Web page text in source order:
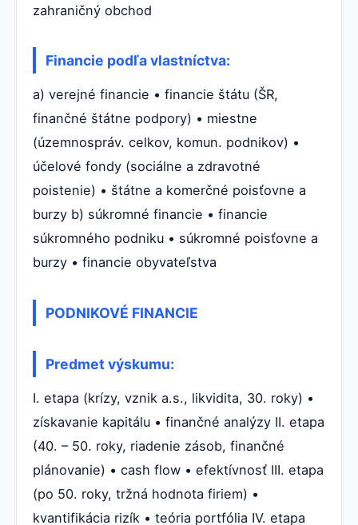
zahraničný obchod
Financie podľa vlastníctva:
a) verejné financie • financie štátu (ŠR,
finančné štátne podpory) • miestne
(územnospráv. celkov, komun. podnikov) •
účelové fondy (sociálne a zdravotné
poistenie) • štátne a komerčné poisťovne a
burzy b) súkromné financie • financie
súkromného podniku • súkromné poisťovne a
burzy • financie obyvateľstva
PODNIKOVÉ FINANCIE
Predmet výskumu:
I. etapa (krízy, vznik a.s., likvidita, 30. roky) •
získavanie kapitálu • finančné analýzy II. etapa
(40. – 50. roky, riadenie zásob, finančné
plánovanie) • cash flow • efektívnosť III. etapa
(po 50. roky, tržná hodnota firiem) •
kvantifikácia rizík • teória portfólia IV. etapa